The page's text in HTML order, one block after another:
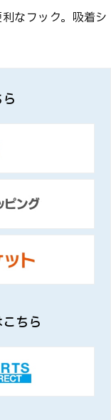
なフック。吸着シ
ちら